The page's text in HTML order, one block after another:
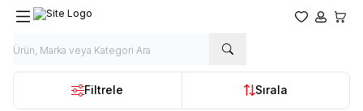
Favorilerim
Hesabım
Filtrele Sırala